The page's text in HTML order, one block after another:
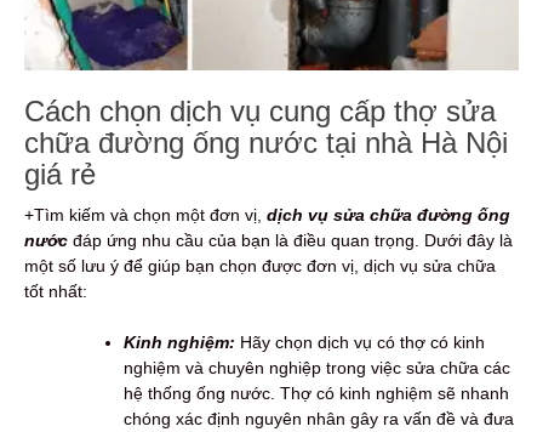
Cách chọn dịch vụ cung cấp thợ sửa
chữa đường ống nước tại nhà Hà Nội
giá rẻ
+Tìm kiếm và chọn một đơn vị, dịch vụ sửa chữa đường ống
nước đáp ứng nhu cầu của bạn là điều quan trọng. Dưới đây là
một số lưu ý để giúp bạn chọn được đơn vị, dịch vụ sửa chữa
tốt nhất:
Kinh nghiệm: Hãy chọn dịch vụ có thợ có kinh
nghiệm và chuyên nghiệp trong việc sửa chữa các
hệ thống ống nước. Thợ có kinh nghiệm sẽ nhanh
chóng xác định nguyên nhân gây ra vấn đề và đưa